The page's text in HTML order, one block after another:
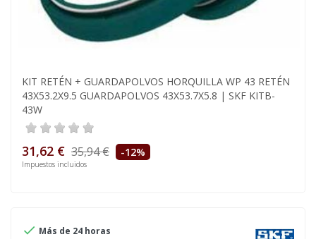
KIT RETÉN + GUARDAPOLVOS HORQUILLA WP 43 RETÉN
43X53.2X9.5 GUARDAPOLVOS 43X53.7X5.8 | SKF KITB-
43W
31,62 € 35,94 € -12%
Impuestos incluidos
 Más de 24 horas